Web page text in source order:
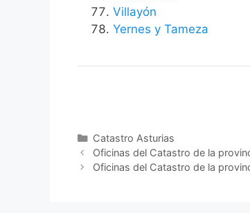
Villayón
Yernes y Tameza
Categorías
Catastro Asturias
Oficinas del Catastro de la
Oficinas del Catastro de la